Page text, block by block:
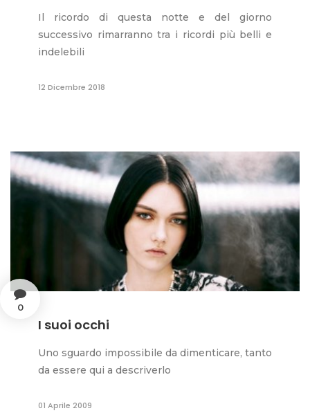
Il ricordo di questa notte e del giorno
successivo rimarranno tra i ricordi più belli e
indelebili
12 Dicembre 2018
0
I suoi occhi
Uno sguardo impossibile da dimenticare, tanto
da essere qui a descriverlo
01 Aprile 2009